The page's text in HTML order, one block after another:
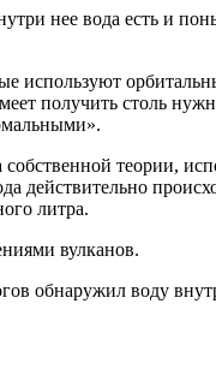
нее вода есть и
используют
получить столь
теории,
действительно
литра.
вулканов.